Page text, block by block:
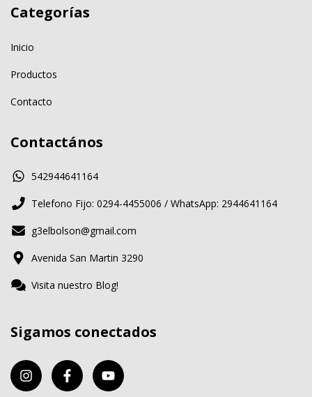
Categorías
Inicio
Productos
Contacto
Contactános
542944641164
Telefono Fijo: 0294-4455006 / WhatsApp: 2944641164
g3elbolson@gmail.com
Avenida San Martin 3290
Visita nuestro Blog!
Sigamos conectados